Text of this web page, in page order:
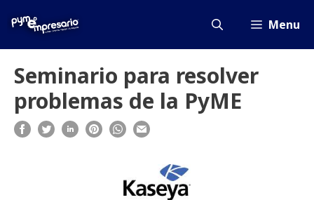
Menu
Seminario para resolver
problemas de la PyME